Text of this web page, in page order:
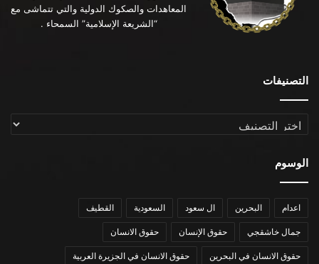
المعاهدات والصكوك الدولية والتي تتماشى مع
“الشريعة الإسلامية” السمحاء .
التصنيفات
التصنيفات
الوسوم
اعدام البحرين ال سعود السعودية القطيف
جمال خاشقجي حقوق الإنسان حقوق الانسان
حقوق الانسان في البحرين حقوق الانسان في الجزيرة العربية